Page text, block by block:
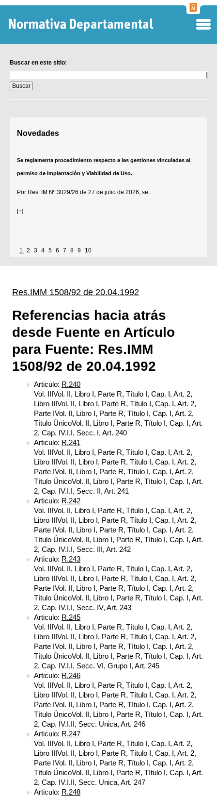
Buscar en este sitio:
en
este
sitio:
Novedades
Se reglamenta procedimiento respecto a las gestiones vinculadas al
permiso de Implantación y Viabilidad de Uso.
Por Res. IM Nº 3029/26 de 27 de julio de 2026, se...
[+]
1 2 3 4 5 6 7 8 9 10
Res.IMM 1508/92 de 20.04.1992
Referencias hacia atrás
desde Fuente en Artículo
para Fuente: Res.IMM
1508/92 de 20.04.1992
Articulo: R.240
Vol. IIIVol. II, Libro I, Parte R, Título I, Cap. I, Art. 2,
Libro IIIVol. II, Libro I, Parte R, Título I, Cap. I, Art. 2,
Parte IVol. II, Libro I, Parte R, Título I, Cap. I, Art. 2,
Título ÚnicoVol. II, Libro I, Parte R, Título I, Cap. I, Art.
2, Cap. IV.I.I, Secc. I, Art. 240
Articulo: R.241
Vol. IIIVol. II, Libro I, Parte R, Título I, Cap. I, Art. 2,
Libro IIIVol. II, Libro I, Parte R, Título I, Cap. I, Art. 2,
Parte IVol. II, Libro I, Parte R, Título I, Cap. I, Art. 2,
Título ÚnicoVol. II, Libro I, Parte R, Título I, Cap. I, Art.
2, Cap. IV.I.I, Secc. II, Art. 241
Articulo: R.242
Vol. IIIVol. II, Libro I, Parte R, Título I, Cap. I, Art. 2,
Libro IIIVol. II, Libro I, Parte R, Título I, Cap. I, Art. 2,
Parte IVol. II, Libro I, Parte R, Título I, Cap. I, Art. 2,
Título ÚnicoVol. II, Libro I, Parte R, Título I, Cap. I, Art.
2, Cap. IV.I.I, Secc. III, Art. 242
Articulo: R.243
Vol. IIIVol. II, Libro I, Parte R, Título I, Cap. I, Art. 2,
Libro IIIVol. II, Libro I, Parte R, Título I, Cap. I, Art. 2,
Parte IVol. II, Libro I, Parte R, Título I, Cap. I, Art. 2,
Título ÚnicoVol. II, Libro I, Parte R, Título I, Cap. I, Art.
2, Cap. IV.I.I, Secc. IV, Art. 243
Articulo: R.245
Vol. IIIVol. II, Libro I, Parte R, Título I, Cap. I, Art. 2,
Libro IIIVol. II, Libro I, Parte R, Título I, Cap. I, Art. 2,
Parte IVol. II, Libro I, Parte R, Título I, Cap. I, Art. 2,
Título ÚnicoVol. II, Libro I, Parte R, Título I, Cap. I, Art.
2, Cap. IV.I.I, Secc. VI, Grupo I, Art. 245
Articulo: R.246
Vol. IIIVol. II, Libro I, Parte R, Título I, Cap. I, Art. 2,
Libro IIIVol. II, Libro I, Parte R, Título I, Cap. I, Art. 2,
Parte IVol. II, Libro I, Parte R, Título I, Cap. I, Art. 2,
Título ÚnicoVol. II, Libro I, Parte R, Título I, Cap. I, Art.
2, Cap. IV.I.II, Secc. Unica, Art. 246
Articulo: R.247
Vol. IIIVol. II, Libro I, Parte R, Título I, Cap. I, Art. 2,
Libro IIIVol. II, Libro I, Parte R, Título I, Cap. I, Art. 2,
Parte IVol. II, Libro I, Parte R, Título I, Cap. I, Art. 2,
Título ÚnicoVol. II, Libro I, Parte R, Título I, Cap. I, Art.
2, Cap. IV.I.II, Secc. Unica, Art. 247
Articulo: R.248